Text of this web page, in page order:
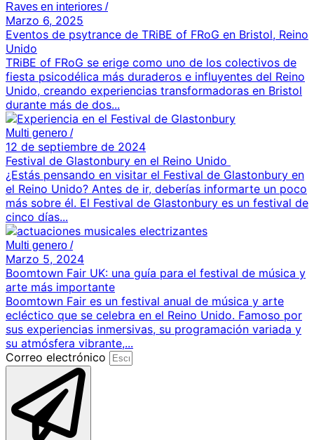
Raves en interiores /
Marzo 6, 2025
Eventos de psytrance de TRiBE of FRoG en Bristol, Reino
Unido
TRiBE of FRoG se erige como uno de los colectivos de
fiesta psicodélica más duraderos e influyentes del Reino
Unido, creando experiencias transformadoras en Bristol
durante más de dos...
Multi genero /
12 de septiembre de 2024
Festival de Glastonbury en el Reino Unido
¿Estás pensando en visitar el Festival de Glastonbury en
el Reino Unido? Antes de ir, deberías informarte un poco
más sobre él. El Festival de Glastonbury es un festival de
cinco días...
Multi genero /
Marzo 5, 2024
Boomtown Fair UK: una guía para el festival de música y
arte más importante
Boomtown Fair es un festival anual de música y arte
ecléctico que se celebra en el Reino Unido. Famoso por
sus experiencias inmersivas, su programación variada y
su atmósfera vibrante,...
Correo electrónico